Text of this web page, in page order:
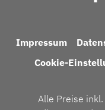
Impressum
Cookie-
Alle Preise